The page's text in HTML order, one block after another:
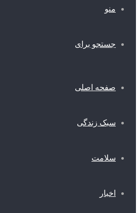
منو
جستجو برای
صفحه اصلی
سبک زندگی
سلامت
اخبار